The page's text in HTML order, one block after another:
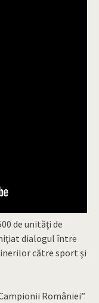
de unităţi de
dialogul între
către sport şi
României”